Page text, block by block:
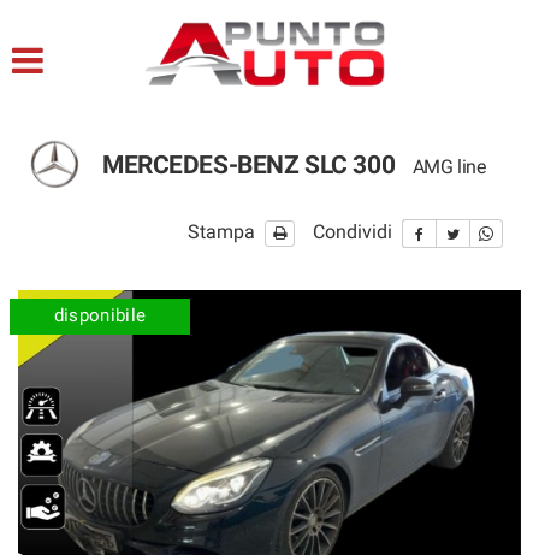
ACQUISTIAMO USATO
CONTATTI
MERCEDES-BENZ SLC 300 AMG line
Stampa Condividi
disponibile